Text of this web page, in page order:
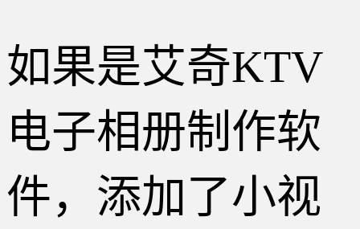
如果是艾奇KTV
电子相册制作软
件，添加了小视